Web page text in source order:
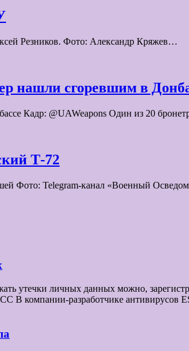
Резников. Фото: Александр Кряжев…
нашли сгоревшим в
Кадр: @UAWeapons Один из 20
Т-72
Фото: Telegram-канал «Военный
утечки личных данных можно,
В компании-разработчике антивирусов